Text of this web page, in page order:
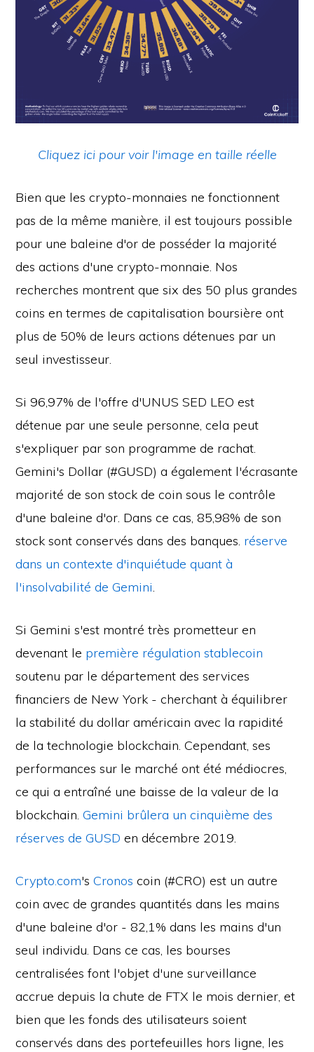
Cliquez ici pour voir l'image en taille réelle
Bien que les crypto-monnaies ne fonctionnent
pas de la même manière, il est toujours possible
pour une baleine d'or de posséder la majorité
des actions d'une crypto-monnaie. Nos
recherches montrent que six des 50 plus grandes
coins en termes de capitalisation boursière ont
plus de 50% de leurs actions détenues par un
seul investisseur.
Si 96,97% de l'offre d'UNUS SED LEO est
détenue par une seule personne, cela peut
s'expliquer par son programme de rachat.
Gemini's Dollar (#GUSD) a également l'écrasante
majorité de son stock de coin sous le contrôle
d'une baleine d'or. Dans ce cas, 85,98% de son
stock sont conservés dans des banques. réserve
dans un contexte d'inquiétude quant à
l'insolvabilité de Gemini.
Si Gemini s'est montré très prometteur en
devenant le première régulation stablecoin
soutenu par le département des services
financiers de New York - cherchant à équilibrer
la stabilité du dollar américain avec la rapidité
de la technologie blockchain. Cependant, ses
performances sur le marché ont été médiocres,
ce qui a entraîné une baisse de la valeur de la
blockchain.Gemini brûlera un cinquième des
réserves de GUSD en décembre 2019.
Crypto.com'sCronos coin (#CRO) est un autre
coin avec de grandes quantités dans les mains
d'une baleine d'or - 82,1% dans les mains d'un
seul individu. Dans ce cas, les bourses
centralisées font l'objet d'une surveillance
accrue depuis la chute de FTX le mois dernier, et
bien que les fonds des utilisateurs soient
conservés dans des portefeuilles hors ligne, les